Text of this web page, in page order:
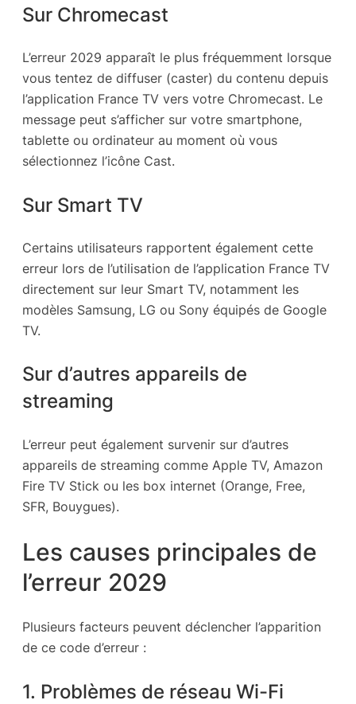
Sur Chromecast
L’erreur 2029 apparaît le plus fréquemment lorsque
vous tentez de diffuser (caster) du contenu depuis
l’application France TV vers votre Chromecast. Le
message peut s’afficher sur votre smartphone,
tablette ou ordinateur au moment où vous
sélectionnez l’icône Cast.
Sur Smart TV
Certains utilisateurs rapportent également cette
erreur lors de l’utilisation de l’application France TV
directement sur leur Smart TV, notamment les
modèles Samsung, LG ou Sony équipés de Google
TV.
Sur d’autres appareils de
streaming
L’erreur peut également survenir sur d’autres
appareils de streaming comme Apple TV, Amazon
Fire TV Stick ou les box internet (Orange, Free,
SFR, Bouygues).
Les causes principales de
l’erreur 2029
Plusieurs facteurs peuvent déclencher l’apparition
de ce code d’erreur :
1. Problèmes de réseau Wi-Fi